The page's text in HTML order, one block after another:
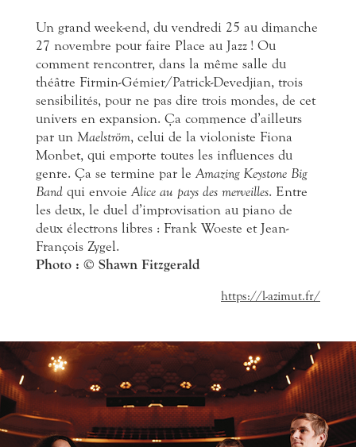
Un grand week-end, du vendredi 25 au dimanche
27 novembre pour faire Place au Jazz ! Ou
comment rencontrer, dans la même salle du
théâtre Firmin-Gémier/Patrick-Devedjian, trois
sensibilités, pour ne pas dire trois mondes, de cet
univers en expansion. Ça commence d’ailleurs
par un Maelström, celui de la violoniste Fiona
Monbet, qui emporte toutes les influences du
genre. Ça se termine par leAmazing Keystone Big
Band qui envoieAlice au pays des merveilles. Entre
les deux, le duel d’improvisation au piano de
deux électrons libres : Frank Woeste et Jean-
François Zygel.
Photo : © Shawn Fitzgerald
https://l-azimut.fr/